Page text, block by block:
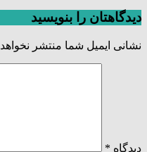
دیدگاهتان را بنویسید
نشانی ایمیل شما منتشر
دیدگاه *